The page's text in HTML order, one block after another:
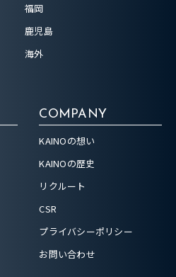
福岡
鹿児島
海外
COMPANY
KAINOの想い
KAINOの歴史
リクルート
CSR
プライバシーポリシー
お問い合わせ